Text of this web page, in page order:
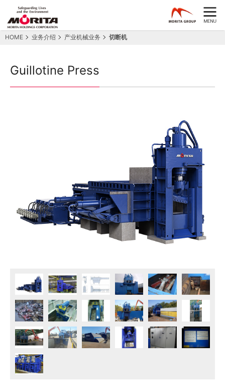
HOME 业务介绍 产业机械业务 切断机
Guillotine Press